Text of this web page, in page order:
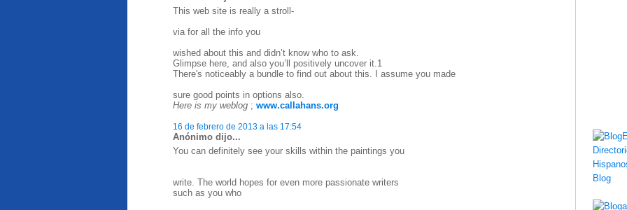
This web site is really a stroll-
via for all the info you
wished about this and didn’t know who to ask.
Glimpse here, and also you’ll positively uncover it.1
There's noticeably a bundle to find out about this. I assume you made
sure good points in options also.
Here is my weblog ; www.callahans.org
16 de febrero de 2013 a las 17:54
Anónimo dijo...
You can definitely see your skills within the paintings you
write. The world hopes for even more passionate writers
such as you who